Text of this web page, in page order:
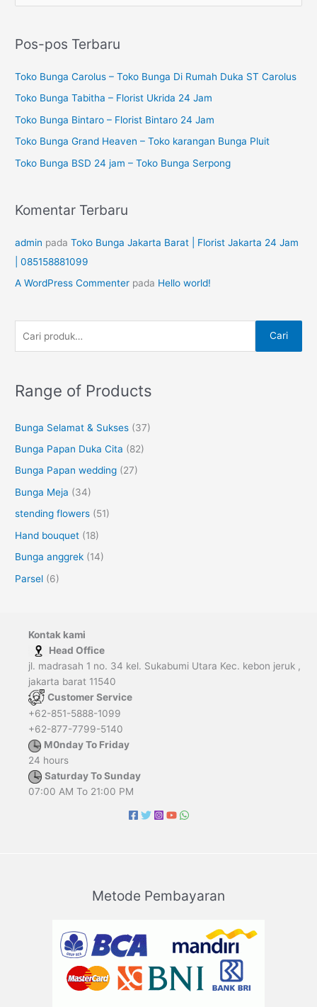
i
u
k
:
Pos-pos Terbaru
Toko Bunga Carolus – Toko Bunga Di Rumah Duka ST Carolus
Toko Bunga Tabitha – Florist Ukrida 24 Jam
Toko Bunga Bintaro – Florist Bintaro 24 Jam
Toko Bunga Grand Heaven – Toko karangan Bunga Pluit
Toko Bunga BSD 24 jam – Toko Bunga Serpong
Komentar Terbaru
admin padaToko Bunga Jakarta Barat | Florist Jakarta 24 Jam
| 085158881099
A WordPress Commenter pada Hello world!
c
r
i
a
u
:
Cari
Range of Products
Bunga Selamat & Sukses (37)
Bunga Papan Duka Cita (82)
Bunga Papan wedding (27)
Bunga Meja (34)
stending flowers (51)
Hand bouquet (18)
Bunga anggrek (14)
Parsel (6)
Kontak kami
Head Office
jl. madrasah 1 no. 34 kel. Sukabumi Utara Kec. kebon jeruk ,
jakarta barat 11540
Customer Service
+62-851-5888-1099
+62-877-7799-5140
M0nday To Friday
24 hours
Saturday To Sunday
07:00 AM To 21:00 PM
Metode Pembayaran